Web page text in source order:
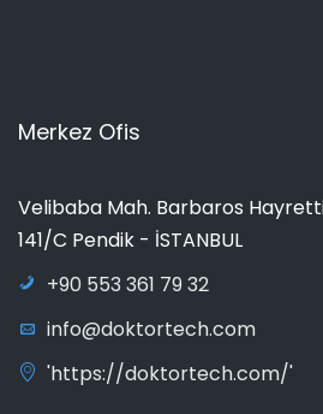
Merkez Ofis
Velibaba Mah. Barbaros
141/C Pendik - İSTANBUL
+90 553 361 79 32
info@doktortech.com
'https://doktortech.com/'